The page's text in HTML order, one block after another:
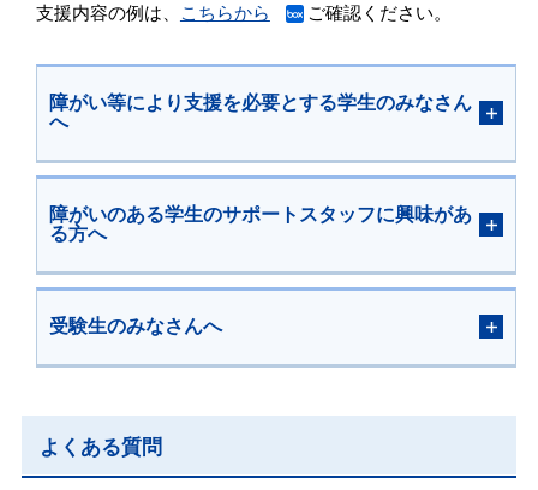
支援内容の例は、
こちらから ご確認ください。
障がい等により支援を必要とする学生のみなさん
へ
障がいのある学生のサポートスタッフに興味があ
る方へ
受験生のみなさんへ
よくある質問